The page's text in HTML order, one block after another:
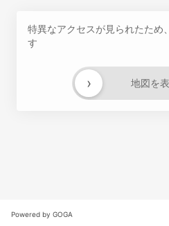
特異なアクセスが見られたため
す
地図を
›
Powered by GOGA